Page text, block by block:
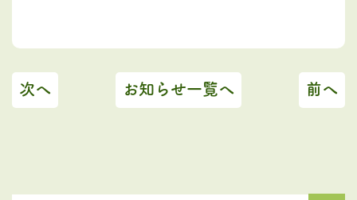
次へ お知らせ一覧へ 前へ